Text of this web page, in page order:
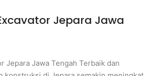
Jepara Jawa
Jepara Jawa Tengah Terbaik dan